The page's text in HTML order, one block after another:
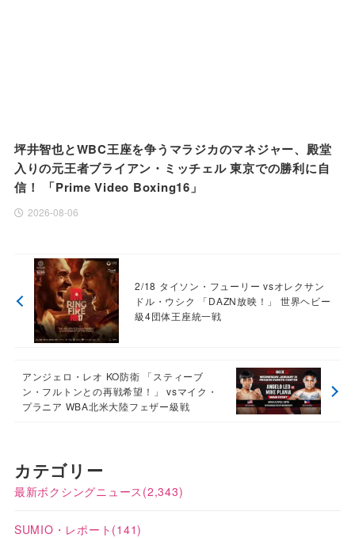
坪井智也とWBC王座を争うマラジカのマネジャー、殿堂
入りの元王者ブライアン・ミッチェル 東京での勝利に自
信！ 「Prime Video Boxing16」
2026-08-06
2/18 タイソン・フューリー vsオレクサン
ドル・ウシク 「DAZN放映！」 世界ヘビー
級4団体王座統一戦
アンジェロ・レオ KO防衛 「スティーブ
ン・フルトンとの再戦希望！」 vsマイク・
プラニア WBA北米大陸フェザー級戦
カテゴリー
最新ボクシングニュース (2,343)
SUMIO・レポート (141)